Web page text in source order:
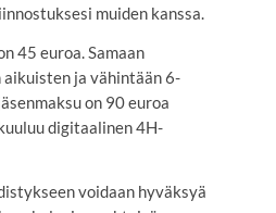
muiden kanssa.
45 euroa. Samaan
ja vähintään 6-
on 90 euroa
digitaalinen 4H-
voidaan hyväksyä